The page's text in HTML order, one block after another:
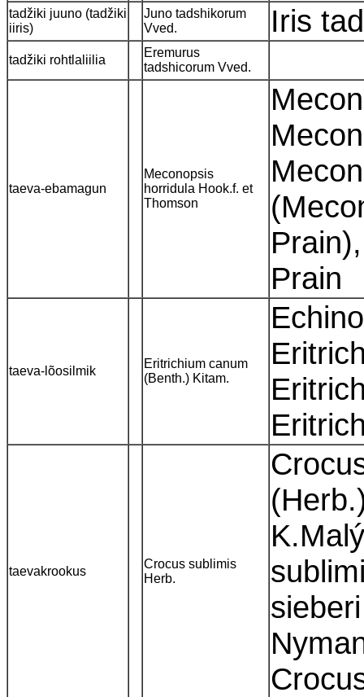
tadžiki juuno (tadžiki
iiris)
Juno tadshikorum
Vved.
Iris
tadžiki rohtlaliilia
Eremurus
tadshicorum Vved.
taeva-ebamagun
Meconopsis
horridula Hook.f. et
Thomson
Prain
taeva-lõosilmik
Eritrichium canum
(Benth.) Kitam.
taevakrookus
Crocus sublimis
Herb.